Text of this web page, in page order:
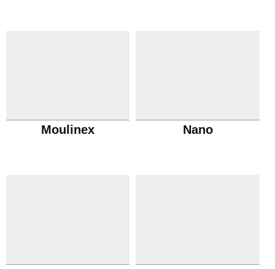
Moulinex Nano